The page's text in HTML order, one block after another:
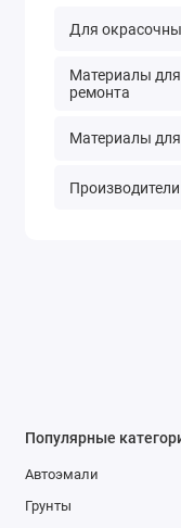
Для
Материалы
ремонта
Материалы
Производители
Популярные
Автоэмали
Грунты